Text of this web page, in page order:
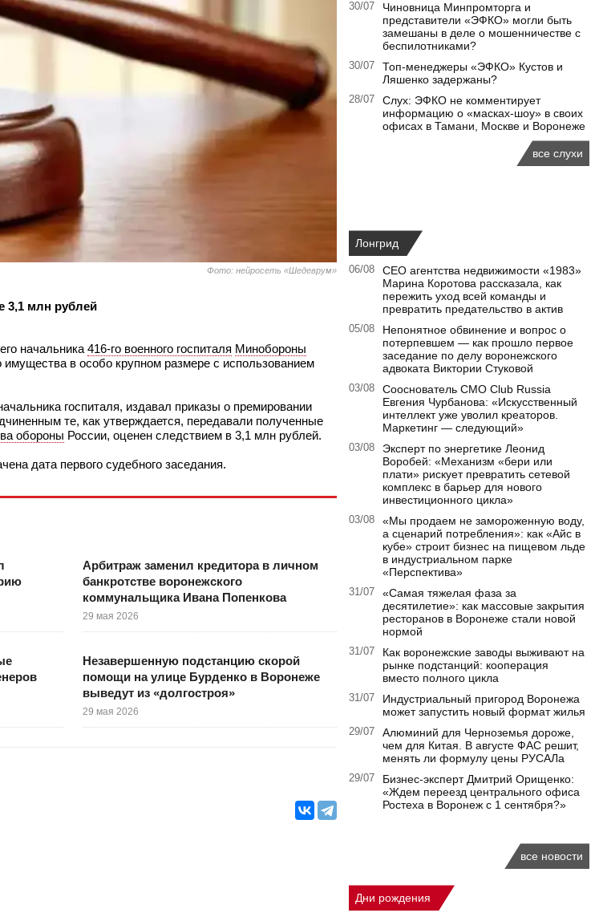
Фото: нейросеть «Шедеврум»
3,1 млн рублей
начальника 416-го военного госпиталя Минобороны
в особо крупном размере с использованием
госпиталя, издавал приказы о премировании
те, как утверждается, передавали полученные
обороны России, оценен следствием в 3,1 млн рублей.
дата первого судебного заседания.
Арбитраж заменил кредитора в личном
банкротстве воронежского
коммунальщика Ивана Попенкова
29 мая 2026
Незавершенную подстанцию скорой
помощи на улице Бурденко в Воронеже
выведут из «долгостроя»
29 мая 2026
30/07
Чиновница Минпромторга и
представители «ЭФКО» могли быть
замешаны в деле о мошенничестве с
беспилотниками?
30/07
Топ-менеджеры «ЭФКО» Кустов и
Ляшенко задержаны?
28/07
Слух: ЭФКО не комментирует
информацию о «масках-шоу» в своих
офисах в Тамани, Москве и Воронеже
все слухи
Лонгрид
06/08
CEO агентства недвижимости «1983»
Марина Коротова рассказала, как
пережить уход всей команды и
превратить предательство в актив
05/08
Непонятное обвинение и вопрос о
потерпевшем — как прошло первое
заседание по делу воронежского
адвоката Виктории Стуковой
03/08
Сооснователь CMO Club Russia
Евгения Чурбанова: «Искусственный
интеллект уже уволил креаторов.
Маркетинг — следующий»
03/08
Эксперт по энергетике Леонид
Воробей: «Механизм «бери или
плати» рискует превратить сетевой
комплекс в барьер для нового
инвестиционного цикла»
03/08
«Мы продаем не замороженную воду,
а сценарий потребления»: как «Айс в
кубе» строит бизнес на пищевом льде
в индустриальном парке
«Перспектива»
31/07
«Самая тяжелая фаза за
десятилетие»: как массовые закрытия
ресторанов в Воронеже стали новой
нормой
31/07
Как воронежские заводы выживают на
рынке подстанций: кооперация
вместо полного цикла
31/07
Индустриальный пригород Воронежа
может запустить новый формат жилья
29/07
Алюминий для Черноземья дороже,
чем для Китая. В августе ФАС решит,
менять ли формулу цены РУСАЛа
29/07
Бизнес-эксперт Дмитрий Орищенко:
«Ждем переезд центрального офиса
Ростеха в Воронеж с 1 сентября?»
все новости
Дни рождения